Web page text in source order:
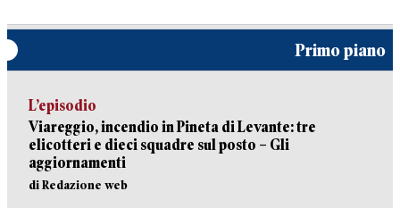
Primo piano
L’episodio
Viareggio, incendio in Pineta di Levante: tre
elicotteri e dieci squadre sul posto – Gli
aggiornamenti
di Redazione web